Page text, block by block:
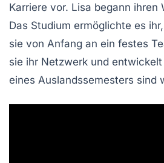
Karriere vor. Lisa begann
Das Studium ermöglichte es
sie von Anfang an ein festes
sie ihr Netzwerk und
eines Auslandssemesters sind